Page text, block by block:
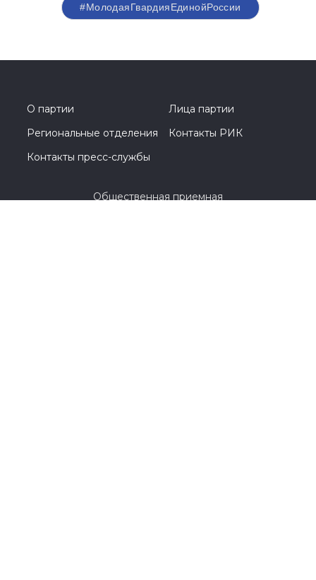
#МолодаяГвардияЕдинойРоссии
О партии
Лица партии
Региональные отделения
Контакты РИК
Контакты пресс-службы
Общественная приемная